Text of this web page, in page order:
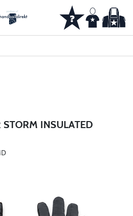
INSULATED